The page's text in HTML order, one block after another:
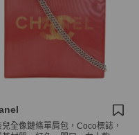
兒全像鏈條單肩包，Coco標誌，